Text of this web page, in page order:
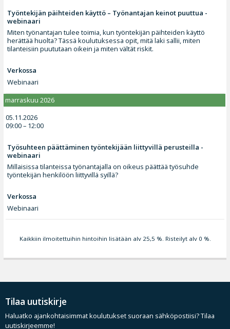
Työntekijän päihteiden käyttö – Työnantajan keinot puuttua -
webinaari
Miten työnantajan tulee toimia, kun työntekijän päihteiden käyttö
herättää huolta? Tässä koulutuksessa opit, mitä laki sallii, miten
tilanteisiin puututaan oikein ja miten vältät riskit.
Verkossa
Webinaari
marraskuu 2026
05.11.2026
09:00 – 12:00
Työsuhteen päättäminen työntekijään liittyvillä perusteilla -
webinaari
Millaisissa tilanteissa työnantajalla on oikeus päättää työsuhde
työntekijän henkilöön liittyvillä syillä?
Verkossa
Webinaari
Kaikkiin ilmoitettuihin hintoihin lisätään alv 25,5 %. Risteilyt alv 0 %.
Tilaa uutiskirje
Haluatko ajankohtaisimmat koulutukset suoraan sähköpostiisi? Tilaa
uutiskirjeemme!